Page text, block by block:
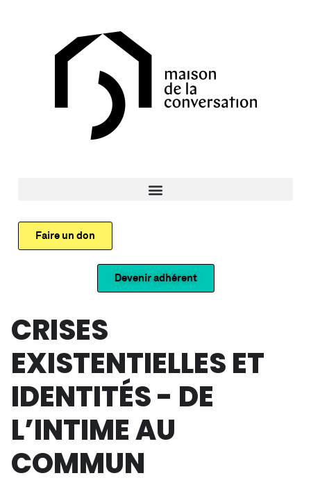
Faire un don
Devenir adhérent
CRISES
EXISTENTIELLES ET
IDENTITÉS - DE
L’INTIME AU
COMMUN